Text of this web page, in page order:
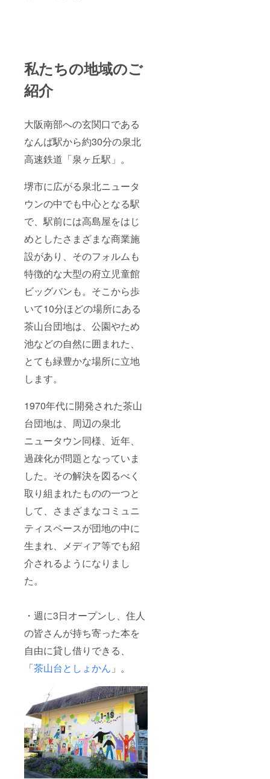
私たちの地域のご
紹介
大阪南部への玄関口である
なんば駅から約30分の泉北
高速鉄道「泉ヶ丘駅」。
堺市に広がる泉北ニュータ
ウンの中でも中心となる駅
で、駅前には高島屋をはじ
めとしたさまざまな商業施
設があり、そのフォルムも
特徴的な大型の府立児童館
ビッグバンも。そこから歩
いて10分ほどの場所にある
茶山台団地は、公園やため
池などの自然に囲まれた、
とても緑豊かな場所に立地
します。
1970年代に開発された茶山
台団地は、周辺の泉北
ニュータウン同様、近年、
過疎化が問題となっていま
した。その解決を図るべく
取り組まれたものの一つと
して、さまざまなコミュニ
ティスペースが団地の中に
生まれ、メディア等でも紹
介されるようになりまし
た。
・週に3日オープンし、住人
の皆さんが持ち寄った本を
自由に貸し借りできる、
「茶山台としょかん 」。